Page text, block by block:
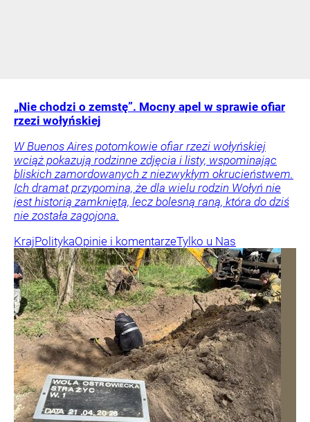
„Nie chodzi o zemstę”. Mocny apel w sprawie ofiar
rzezi wołyńskiej
W Buenos Aires potomkowie ofiar rzezi wołyńskiej
wciąż pokazują rodzinne zdjęcia i listy, wspominając
bliskich zamordowanych z niezwykłym okrucieństwem.
Ich dramat przypomina, że dla wielu rodzin Wołyń nie
jest historią zamkniętą, lecz bolesną raną, która do dziś
nie została zagojona.
KrajPolitykaOpinie i komentarzeTylko u Nas